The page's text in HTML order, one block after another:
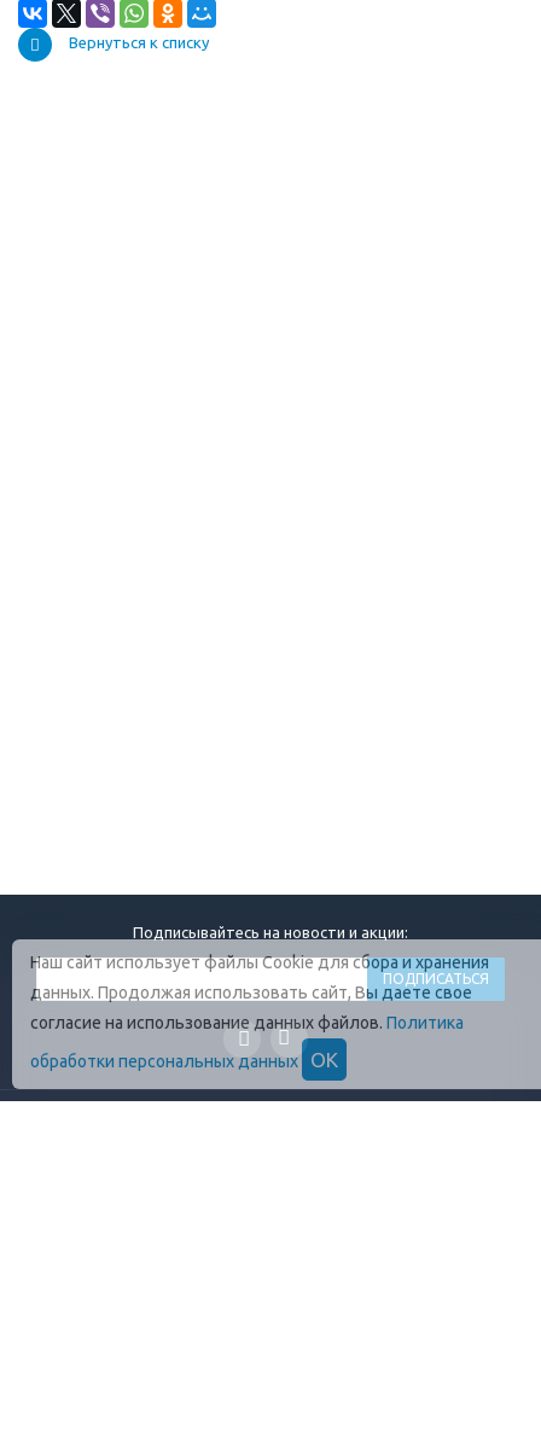
Вернуться к списку
Подписывайтесь на новости и акции:
Наш сайт использует файлы Cookie для сбора и хранения
данных. Продолжая использовать сайт, Вы даете свое
согласие на использование данных файлов. Политика
обработки персональных данных
ОК